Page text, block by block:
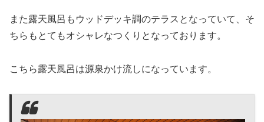
また露天風呂もウッドデッキ調のテラスとなっていて、そ
ちらもとてもオシャレなつくりとなっております。
こちら露天風呂は源泉かけ流しになっています。